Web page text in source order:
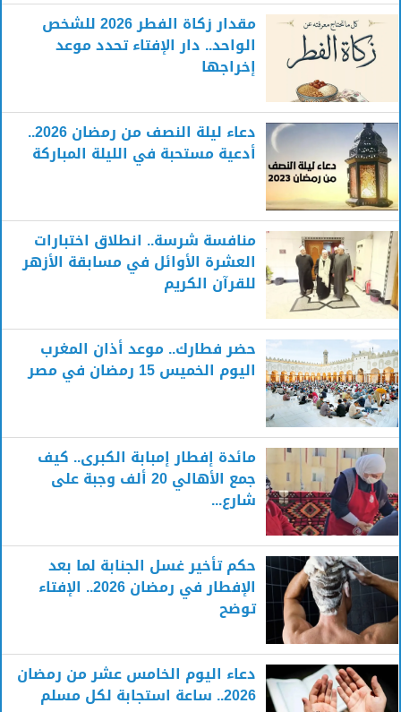
مقدار زكاة الفطر 2026 للشخص
الواحد.. دار الإفتاء تحدد موعد
إخراجها
دعاء ليلة النصف من رمضان 2026..
أدعية مستحبة في الليلة المباركة
منافسة شرسة.. انطلاق اختبارات
العشرة الأوائل في مسابقة الأزهر
للقرآن الكريم
حضر فطارك.. موعد أذان المغرب
اليوم الخميس 15 رمضان في مصر
مائدة إفطار إمبابة الكبرى.. كيف
جمع الأهالي 20 ألف وجبة على
شارع...
حكم تأخير غسل الجنابة لما بعد
الإفطار في رمضان 2026.. الإفتاء
توضح
دعاء اليوم الخامس عشر من رمضان
2026.. ساعة استجابة لكل مسلم